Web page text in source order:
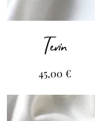
Tevin
Prix
45,00 €